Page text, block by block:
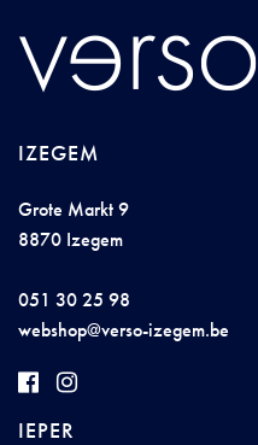
IZEGEM
Grote Markt 9
8870 Izegem
051 30 25 98
webshop@verso-izegem.be
IEPER